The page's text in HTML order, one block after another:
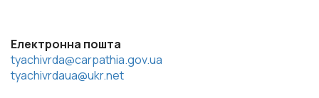
Електронна пошта
tyachivrda@carpathia.gov.ua
tyachivrdaua@ukr.net